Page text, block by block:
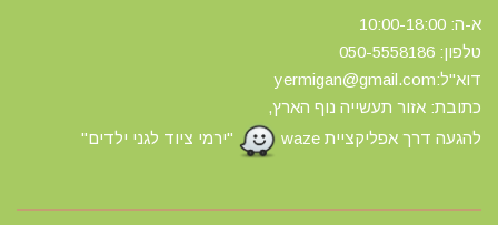
א-ה: 10:00-18:00
טלפון: 0 50-5558186
דוא"ל:yermigan@gmail.com
כתובת: אזור תעשייה נוף הארץ,
להגעה דרך אפליקציית waze
"ירמי ציוד לגני ילדים"